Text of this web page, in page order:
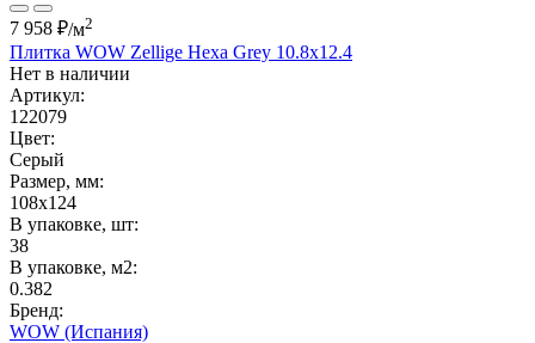
7 958 ₽/м2
Плитка WOW Zellige Hexa Grey 10.8x12.4
Нет в наличии
Артикул:
122079
Цвет:
Серый
Размер, мм:
108x124
В упаковке, шт:
38
В упаковке, м2:
0.382
Бренд:
WOW (Испания)